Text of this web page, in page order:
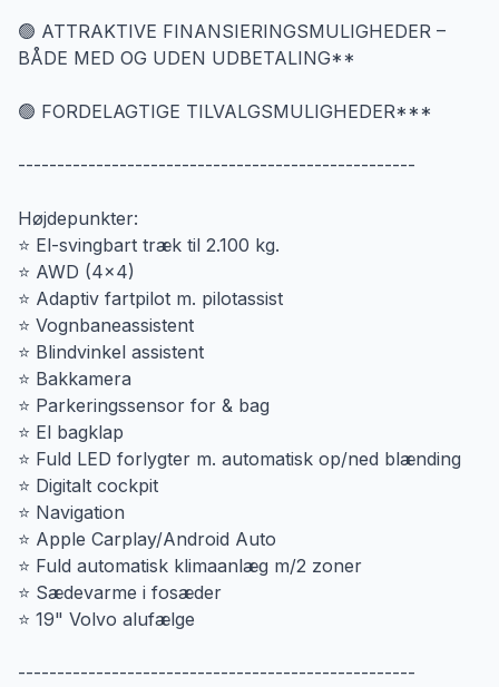
🟢 ATTRAKTIVE FINANSIERINGSMULIGHEDER –
BÅDE MED OG UDEN UDBETALING**
🟢 FORDELAGTIGE TILVALGSMULIGHEDER***
---------------------------------------------------
Højdepunkter:
⭐ El-svingbart træk til 2.100 kg.
⭐ AWD (4x4)
⭐ Adaptiv fartpilot m. pilotassist
⭐ Vognbaneassistent
⭐ Blindvinkel assistent
⭐ Bakkamera
⭐ Parkeringssensor for & bag
⭐ El bagklap
⭐ Fuld LED forlygter m. automatisk op/ned blænding
⭐ Digitalt cockpit
⭐ Navigation
⭐ Apple Carplay/Android Auto
⭐ Fuld automatisk klimaanlæg m/2 zoner
⭐ Sædevarme i fosæder
⭐ 19" Volvo alufælge
---------------------------------------------------